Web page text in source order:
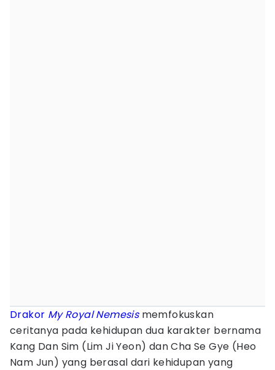
Drakor My Royal Nemesismemfokuskan
ceritanya pada kehidupan dua karakter bernama
Kang Dan Sim (Lim Ji Yeon) dan Cha Se Gye (Heo
Nam Jun) yang berasal dari kehidupan yang